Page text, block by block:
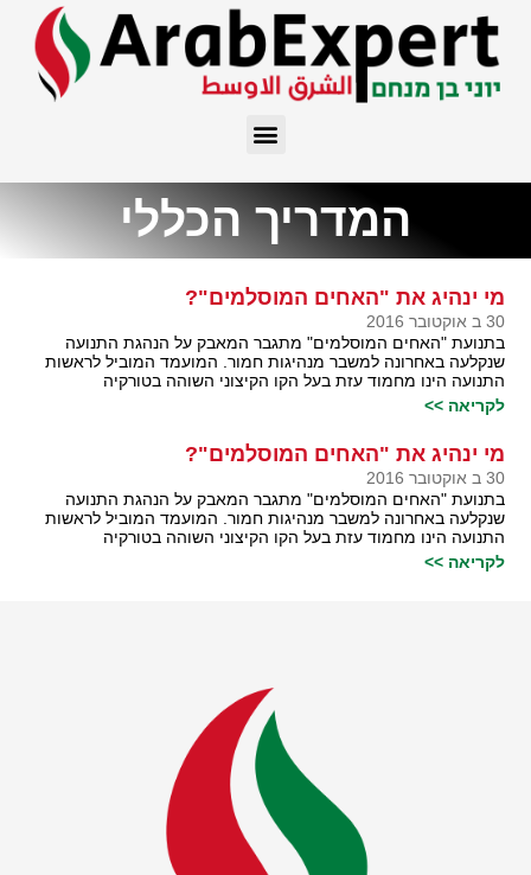
המדריך הכללי
מי ינהיג את "האחים המוסלמים"?
30 ב אוקטובר 2016
בתנועת "האחים המוסלמים" מתגבר המאבק על הנהגת התנועה
שנקלעה באחרונה למשבר מנהיגות חמור. המועמד המוביל לראשות
התנועה הינו מחמוד עזת בעל הקו הקיצוני השוהה בטורקיה
לקריאה >>
מי ינהיג את "האחים המוסלמים"?
30 ב אוקטובר 2016
בתנועת "האחים המוסלמים" מתגבר המאבק על הנהגת התנועה
שנקלעה באחרונה למשבר מנהיגות חמור. המועמד המוביל לראשות
התנועה הינו מחמוד עזת בעל הקו הקיצוני השוהה בטורקיה
לקריאה >>